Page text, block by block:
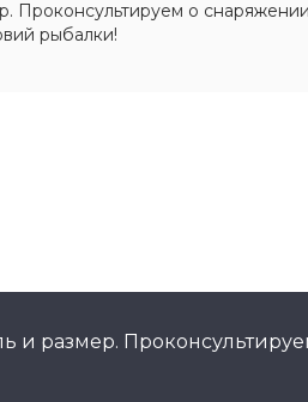
Проконсультируем о снаряжении
рыбалки!
и размер.